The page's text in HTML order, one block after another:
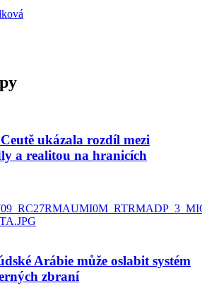
ukázala rozdíl mezi
a realitou na hranicích
Arábie může oslabit systém
zbraní